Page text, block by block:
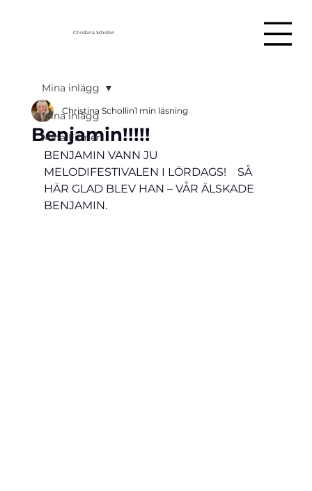
Christina Schollin
Mina inlägg
Mina Filmer
Mina inlägg
Benjamin!!!!!
Christina Schollin1 min läsning
BENJAMIN VANN JU
MELODIFESTIVALEN I LÖRDAGS!    SÅ
HÄR GLAD BLEV HAN – VÅR ÄLSKADE
BENJAMIN.